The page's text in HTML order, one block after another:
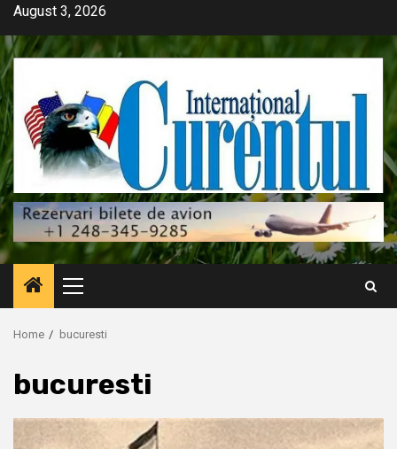
Skip
content
August 3, 2026
Primary
Menu
Home bucuresti
bucuresti